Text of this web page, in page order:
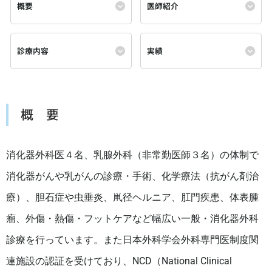
概要 医師紹介
診療内容 実績
概 要
消化器外科医４名、乳腺外科（非常勤医師３名）の体制で
消化器がんや乳がんの診療・手術、化学療法（抗がん剤治
療）、胆石症や虫垂炎、鼡径ヘルニア、肛門疾患、体表腫
瘤、外傷・熱傷・フットケアなど幅広い一般・消化器外科
診療を行っています。また日本外科学会外科専門医制度関
連施設の認証を受けており、NCD（National Clinical